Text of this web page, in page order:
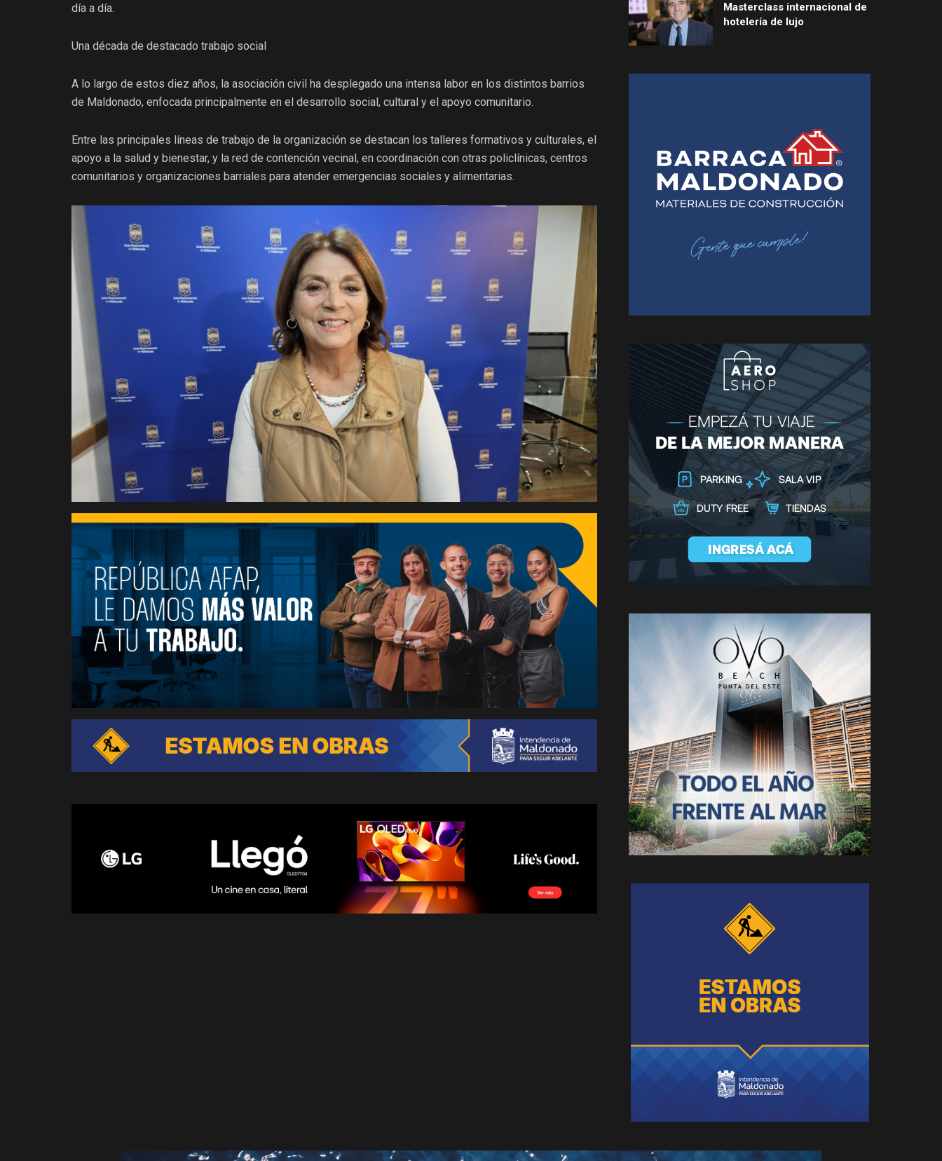
día a día.
Una década de destacado trabajo social
A lo largo de estos diez años, la asociación civil ha desplegado una intensa labor en los distintos barrios
de Maldonado, enfocada principalmente en el desarrollo social, cultural y el apoyo comunitario.
Entre las principales líneas de trabajo de la organización se destacan los talleres formativos y culturales, el
apoyo a la salud y bienestar, y la red de contención vecinal, en coordinación con otras policlínicas, centros
comunitarios y organizaciones barriales para atender emergencias sociales y alimentarias.
Masterclass internacional de
hotelería de lujo